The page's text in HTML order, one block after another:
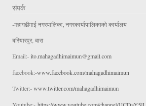
संपर्क
-महागढीमाई नगरपालिका, नगरकार्यापालिकाको कार्यालय
बरियारपुर, बारा
Email:-ito.mahagadhimaimun@gmail.com
facebook:-www.facebook.com/mahagadhimaimun
Twitter:-www.twitter.com/mahagadhimaimun
Youtube:- https://www.youtube.com/channel/